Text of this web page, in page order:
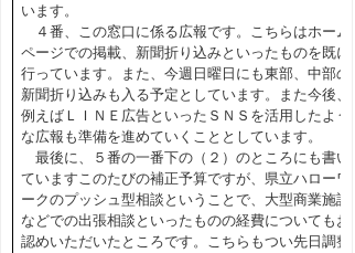
います。
４番、この窓口に係る広報です。こちらはホーム
ページでの掲載、新聞折り込みといったものを既に
行っています。また、今週日曜日にも東部、中部の
新聞折り込みも入る予定としています。また今後、
例えばＬＩＮＥ広告といったＳＮＳを活用したよう
な広報も準備を進めていくこととしています。
最後に、５番の一番下の（２）のところにも書い
ていますこのたびの補正予算ですが、県立ハローワ
ークのプッシュ型相談ということで、大型商業施設
などでの出張相談といったものの経費についてもお
認めいただいたところです。こちらもつい先日調整